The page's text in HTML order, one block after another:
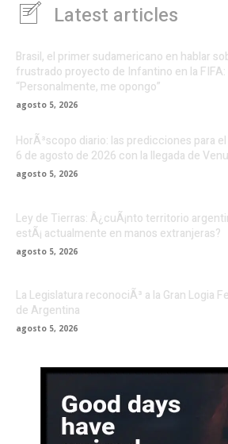
Latest articles
Brasil, el primer sudamericano en hablar
frustrado proyecto de Infantino en la FIFA:
“Personalmente, me opongo”
agosto 5, 2026
HorÃ³scopo diario: las predicciones para
6 de agosto de 2026 con la llegada de
agosto 5, 2026
Ley de Tierras: Â¿cuÃ¡nto territorio
estÃ¡ actualmente en manos extranjeras?
agosto 5, 2026
La Legislatura reconociÃ³ a la Gran Logia
de Argentina
agosto 5, 2026